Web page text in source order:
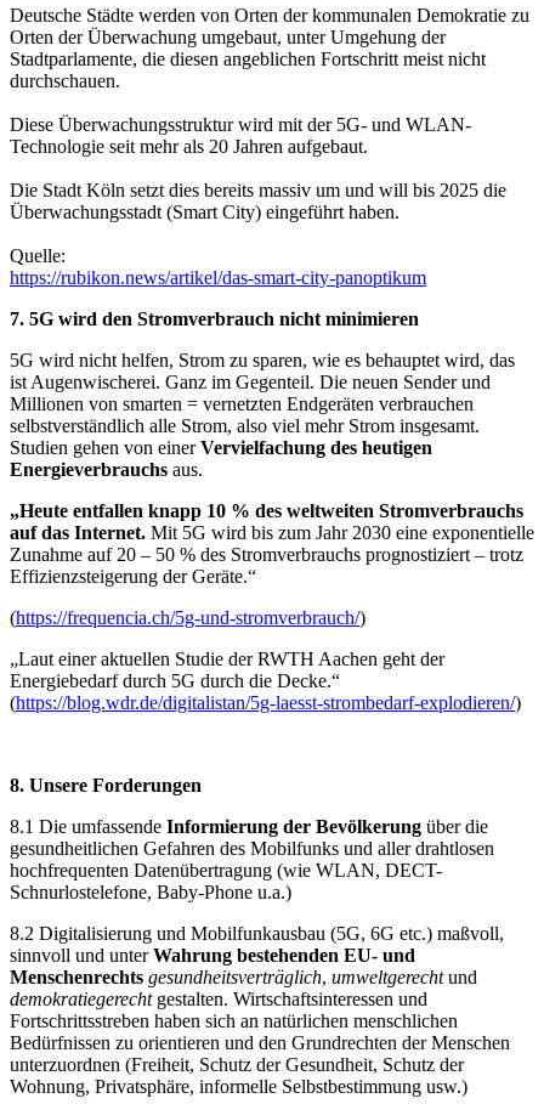
Deutsche Städte werden von Orten der kommunalen Demokratie zu
Orten der Überwachung umgebaut, unter Umgehung der
Stadtparlamente, die diesen angeblichen Fortschritt meist nicht
durchschauen.
Diese Überwachungsstruktur wird mit der 5G- und WLAN-
Technologie seit mehr als 20 Jahren aufgebaut.
Die Stadt Köln setzt dies bereits massiv um und will bis 2025 die
Überwachungsstadt (Smart City) eingeführt haben.
Quelle:
https://rubikon.news/artikel/das-smart-city-panoptikum
7. 5G wird den Stromverbrauch nicht minimieren
5G wird nicht helfen, Strom zu sparen, wie es behauptet wird, das
ist Augenwischerei. Ganz im Gegenteil. Die neuen Sender und
Millionen von smarten = vernetzten Endgeräten verbrauchen
selbstverständlich alle Strom, also viel mehr Strom insgesamt.
Studien gehen von einerVervielfachung des heutigen
Energieverbrauchs aus.
„Heute entfallen knapp 10 % des weltweiten Stromverbrauchs
auf das Internet. Mit 5G wird bis zum Jahr 2030 eine exponentielle
Zunahme auf 20 – 50 % des Stromverbrauchs prognostiziert – trotz
Effizienzsteigerung der Geräte.“
(https://frequencia.ch/5g-und-stromverbrauch/)
„Laut einer aktuellen Studie der RWTH Aachen geht der
Energiebedarf durch 5G durch die Decke.“
(https://blog.wdr.de/digitalistan/5g-laesst-strombedarf-explodieren/)
8. Unsere Forderungen
8.1 Die umfassende Informierung der Bevölkerung über die
gesundheitlichen Gefahren des Mobilfunks und aller drahtlosen
hochfrequenten Datenübertragung (wie WLAN, DECT-
Schnurlostelefone, Baby-Phone u.a.)
8.2 Digitalisierung und Mobilfunkausbau (5G, 6G etc.) maßvoll,
sinnvoll und unterWahrung bestehenden EU- und
Menschenrechts gesundheitsverträglich, umweltgerechtund
demokratiegerechtgestalten. Wirtschaftsinteressen und
Fortschrittsstreben haben sich an natürlichen menschlichen
Bedürfnissen zu orientieren und den Grundrechten der Menschen
unterzuordnen (Freiheit, Schutz der Gesundheit, Schutz der
Wohnung, Privatsphäre, informelle Selbstbestimmung usw.)